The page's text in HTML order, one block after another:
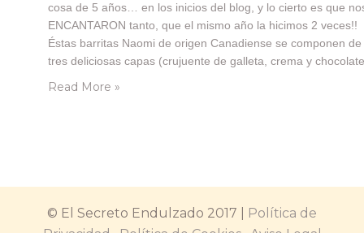
cosa de 5 años… en los inicios del blog, y lo cierto es que
ENCANTARON tanto, que el mismo año la hicimos 2 veces!!
Éstas barritas Naomi de origen Canadiense se componen de
tres deliciosas capas (crujuente de galleta, crema y
No podrás resistirte a ellas 😉 ¿Y por…
Read More »
© El Secreto Endulzado 2017 |
Política de